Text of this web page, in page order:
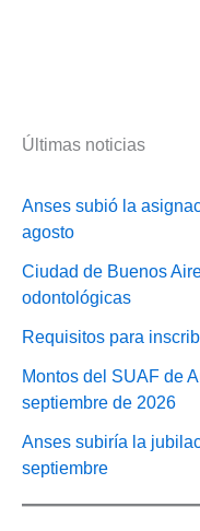
Últimas noticias
Anses subió la
agosto
Ciudad de Buenos
odontológicas
Requisitos para
Montos del SUAF de
septiembre de 2026
Anses subiría la
septiembre